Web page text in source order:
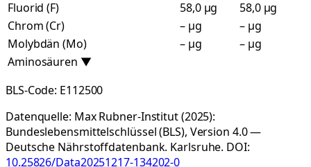
Fluorid (F)
58,0 µg
58,0 µg
Chrom (Cr)
– µg
– µg
Molybdän (Mo)
– µg
– µg
Aminosäuren ▼
BLS-Code: E112500
Datenquelle: Max Rubner-Institut (2025):
Bundeslebensmittelschlüssel (BLS), Version 4.0 —
Deutsche Nährstoffdatenbank. Karlsruhe. DOI:
10.25826/Data20251217-134202-0